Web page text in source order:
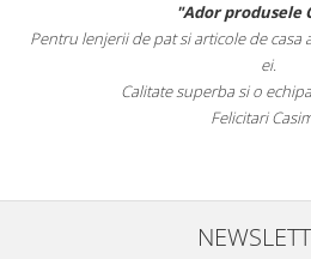
"Ador produsele
Pentru lenjerii de pat si articole de casa
ei.
Calitate superba si o
Felicitari